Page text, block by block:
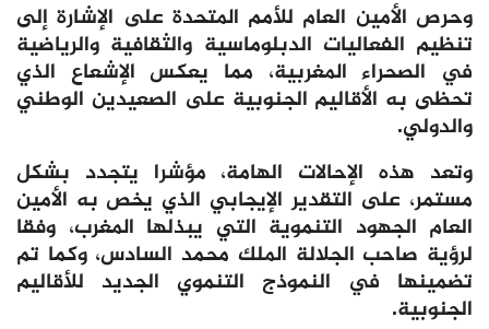
وحرص الأمين العام للأمم المتحدة على الإشارة إلى
تنظيم الفعاليات الدبلوماسية والثقافية والرياضية
في الصحراء المغربية، مما يعكس الإشعاع الذي
تحظى به الأقاليم الجنوبية على الصعيدين الوطني
والدولي.
وتعد هذه الإحالات الهامة، مؤشرا يتجدد بشكل
مستمر، على التقدير الإيجابي الذي يخص به الأمين
العام الجهود التنموية التي يبذلها المغرب، وفقا
لرؤية صاحب الجلالة الملك محمد السادس، وكما تم
تضمينها في النموذج التنموي الجديد للأقاليم
الجنوبية.